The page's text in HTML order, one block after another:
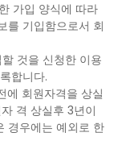
가입 양식에 따라
를 기입함으로서 회
것을 신청한 이용
합니다.
에 회원자격을 상실
격 상실후 3년이
경우에는 예외로 한